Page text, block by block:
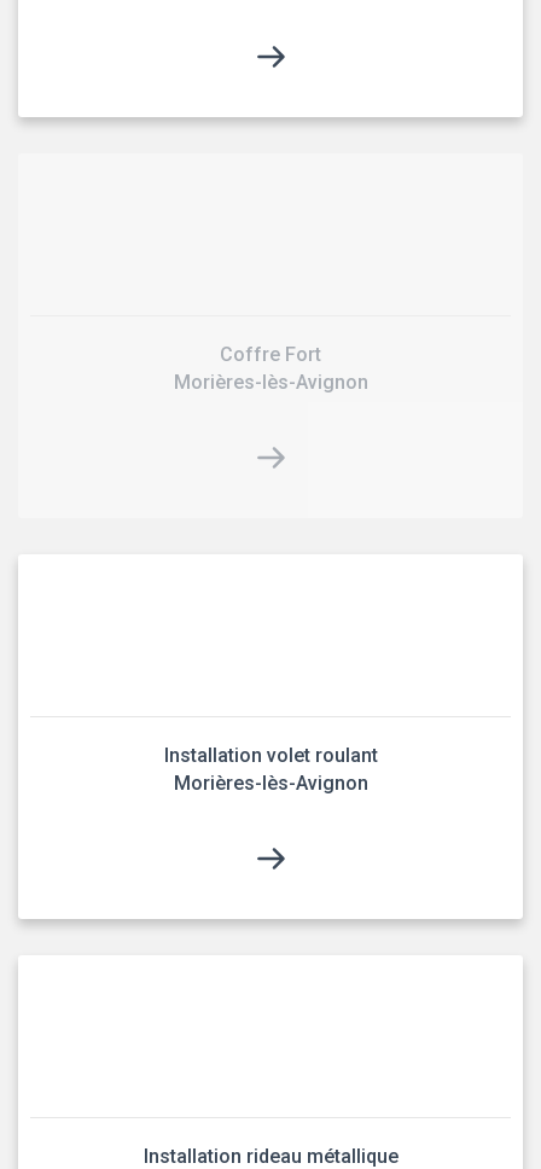
Coffre Fort
Morières-lès-Avignon
Installation volet roulant
Morières-lès-Avignon
Installation rideau métallique